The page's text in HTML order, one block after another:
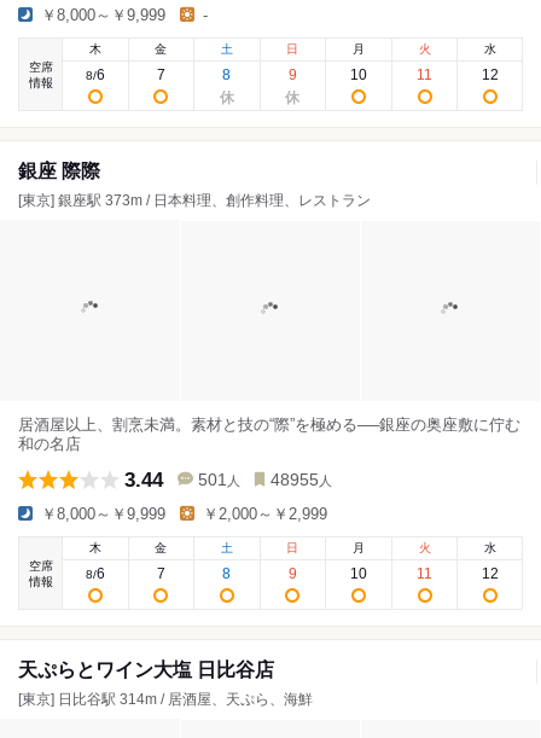
￥8,000～￥9,999 -
空席
情報
木
8/6
金
7
土
8
日
9
月
10
火
11
水
12
銀座 際際
[東京] 銀座駅 373m / 日本料理、創作料理、レストラン
居酒屋以上、割烹未満。素材と技の“際”を極める──銀座の奥座敷に佇む
和の名店
3.44 501 人 48955 人
￥8,000～￥9,999 ￥2,000～￥2,999
空席
情報
木
8/6
金
7
土
8
日
9
月
10
火
11
水
12
天ぷらとワイン大塩 日比谷店
[東京] 日比谷駅 314m / 居酒屋、天ぷら、海鮮